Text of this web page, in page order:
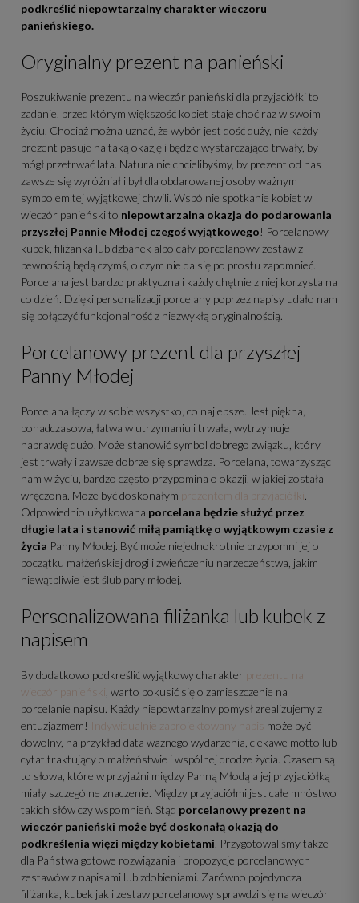
podkreślić niepowtarzalny charakter wieczoru
panieńskiego.
Oryginalny prezent na panieński
Poszukiwanie prezentu na wieczór panieński dla przyjaciółki to
zadanie, przed którym większość kobiet staje choć raz w swoim
życiu. Chociaż można uznać, że wybór jest dość duży, nie każdy
prezent pasuje na taką okazję i będzie wystarczająco trwały, by
mógł przetrwać lata. Naturalnie chcielibyśmy, by prezent od nas
zawsze się wyróżniał i był dla obdarowanej osoby ważnym
symbolem tej wyjątkowej chwili. Wspólnie spotkanie kobiet w
wieczór panieński to niepowtarzalna okazja do podarowania
przyszłej Pannie Młodej czegoś wyjątkowego! Porcelanowy
kubek, filiżanka lub dzbanek albo cały porcelanowy zestaw z
pewnością będą czymś, o czym nie da się po prostu zapomnieć.
Porcelana jest bardzo praktyczna i każdy chętnie z niej korzysta na
co dzień. Dzięki personalizacji porcelany poprzez napisy udało nam
się połączyć funkcjonalność z niezwykłą oryginalnością.
Porcelanowy prezent dla przyszłej
Panny Młodej
Porcelana łączy w sobie wszystko, co najlepsze. Jest piękna,
ponadczasowa, łatwa w utrzymaniu i trwała, wytrzymuje
naprawdę dużo. Może stanowić symbol dobrego związku, który
jest trwały i zawsze dobrze się sprawdza. Porcelana, towarzysząc
nam w życiu, bardzo często przypomina o okazji, w jakiej została
wręczona. Może być doskonałym prezentem dla przyjaciółki.
Odpowiednio użytkowana porcelana będzie służyć przez
długie lata i stanowić miłą pamiątkę o wyjątkowym czasie z
życia Panny Młodej. Być może niejednokrotnie przypomni jej o
początku małżeńskiej drogi i zwieńczeniu narzeczeństwa, jakim
niewątpliwie jest ślub pary młodej.
Personalizowana filiżanka lub kubek z
napisem
By dodatkowo podkreślić wyjątkowy charakter prezentu na
wieczór panieński , warto pokusić się o zamieszczenie na
porcelanie napisu. Każdy niepowtarzalny pomysł zrealizujemy z
entuzjazmem! Indywidualnie zaprojektowany napis może być
dowolny, na przykład data ważnego wydarzenia, ciekawe motto lub
cytat traktujący o małżeństwie i wspólnej drodze życia. Czasem są
to słowa, które w przyjaźni między Panną Młodą a jej przyjaciółką
miały szczególne znaczenie. Między przyjaciółmi jest całe mnóstwo
takich słów czy wspomnień. Stąd porcelanowy prezent na
wieczór panieński może być doskonałą okazją do
podkreślenia więzi między kobietami. Przygotowaliśmy także
dla Państwa gotowe rozwiązania i propozycje porcelanowych
zestawów z napisami lub zdobieniami. Zarówno pojedyncza
filiżanka, kubek jak i zestaw porcelanowy sprawdzi się na wieczór